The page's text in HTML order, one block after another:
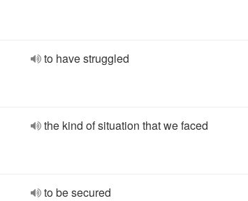
to have struggled
the kind of situation that we faced
to be secured